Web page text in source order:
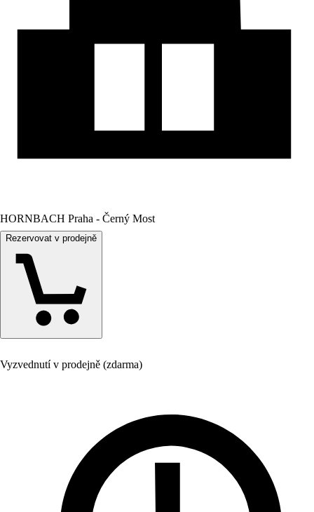
HORNBACH Praha - Černý Most
Rezervovat v prodejně
Vyzvednutí v prodejně (zdarma)